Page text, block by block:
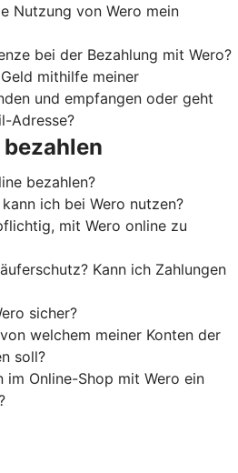
Nutzung von Wero mein
bei der Bezahlung mit Wero?
mithilfe meiner
und empfangen oder geht
Adresse?
bezahlen?
ich bei Wero nutzen?
mit Wero online zu
Kann ich Zahlungen
sicher?
welchem meiner Konten der
soll?
im Online-Shop mit Wero ein